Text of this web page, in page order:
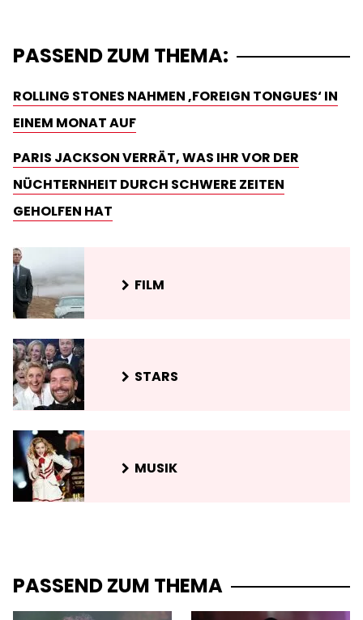
PASSEND ZUM THEMA:
ROLLING STONES NAHMEN ‚FOREIGN TONGUES‘ IN
EINEM MONAT AUF
PARIS JACKSON VERRÄT, WAS IHR VOR DER
NÜCHTERNHEIT DURCH SCHWERE ZEITEN
GEHOLFEN HAT
FILM
STARS
MUSIK
PASSEND ZUM THEMA